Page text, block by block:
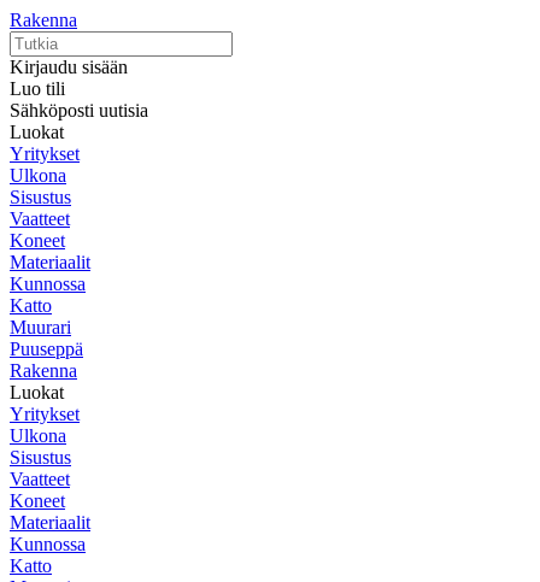
Rakenna
Kirjaudu sisään
Luo tili
Sähköposti uutisia
Luokat
Yritykset
Ulkona
Sisustus
Vaatteet
Koneet
Materiaalit
Kunnossa
Katto
Muurari
Puuseppä
Rakenna
Luokat
Yritykset
Ulkona
Sisustus
Vaatteet
Koneet
Materiaalit
Kunnossa
Katto